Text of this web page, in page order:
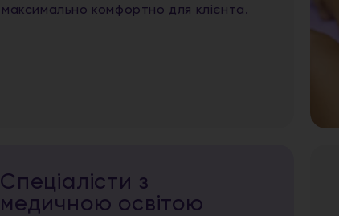
максимально комфортно для клієнта.
Спеціалісти з
медичною освітою